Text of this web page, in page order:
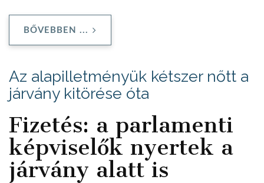
BŐVEBBEN ...
Az alapilletményük kétszer nőtt a
járvány kitörése óta
Fizetés: a parlamenti
képviselők nyertek a
járvány alatt is